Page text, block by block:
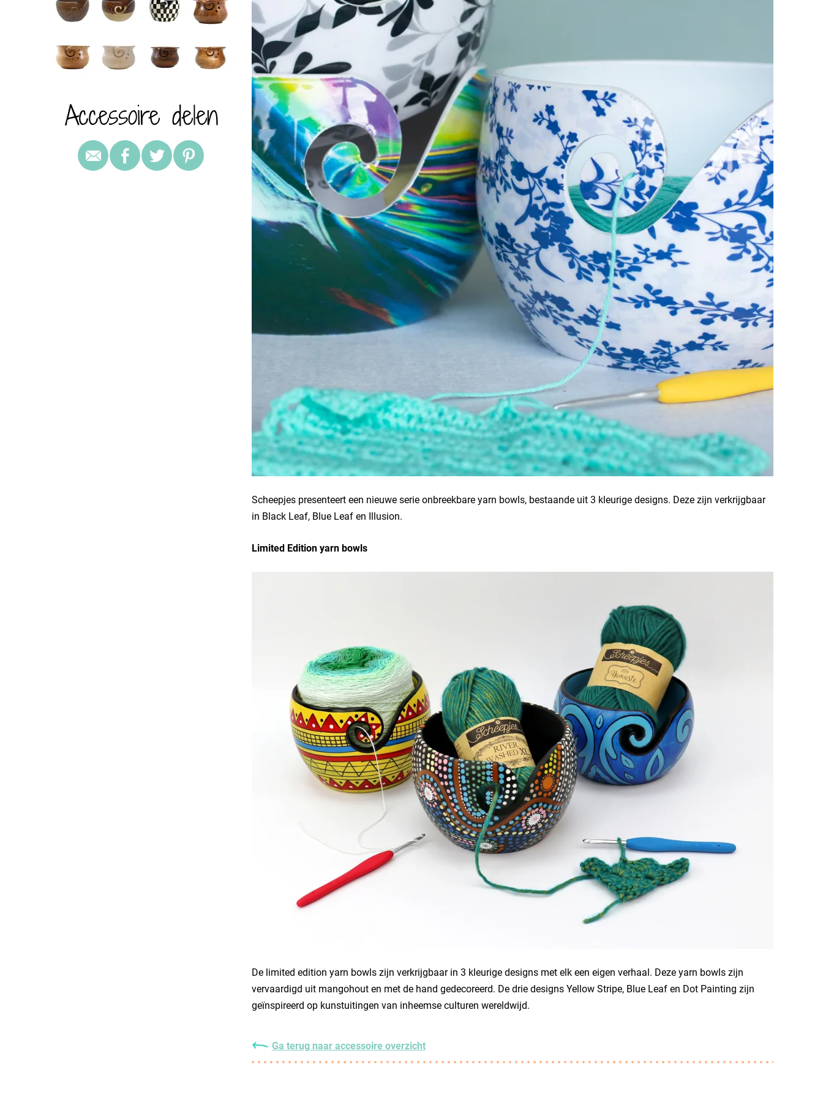
Accessoire delen
Scheepjes presenteert een nieuwe serie onbreekbare yarn bowls, bestaande uit 3 kleurige designs. Deze zijn verkrijgbaar
in Black Leaf, Blue Leaf en Illusion.
Limited Edition yarn bowls
De limited edition yarn bowls zijn verkrijgbaar in 3 kleurige designs met elk een eigen verhaal. Deze yarn bowls zijn
vervaardigd uit mangohout en met de hand gedecoreerd. De drie designs Yellow Stripe, Blue Leaf en Dot Painting zijn
geïnspireerd op kunstuitingen van inheemse culturen wereldwijd.
Ga terug naar accessoire overzicht